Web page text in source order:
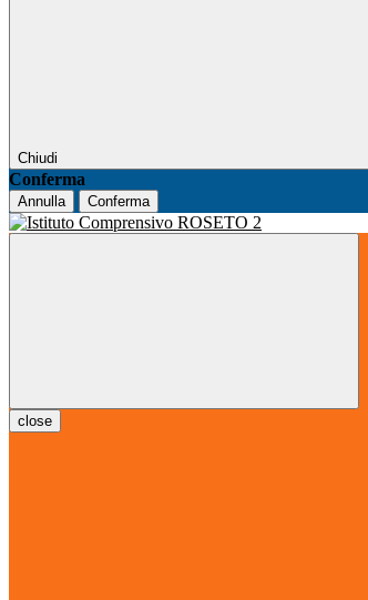
Chiudi
Conferma
Annulla Conferma
close